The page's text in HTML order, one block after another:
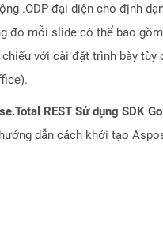
.ODP đại diện cho định
đó mỗi slide có thể bao
với cài đặt trình bày tùy
REST Sử dụng SDK
dẫn cách khởi tạo